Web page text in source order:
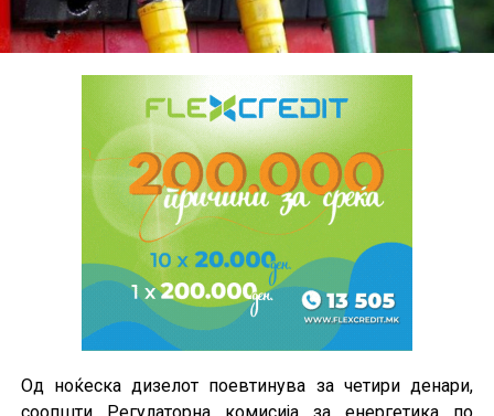
Од ноќеска дизелот поевтинува за четири денари,